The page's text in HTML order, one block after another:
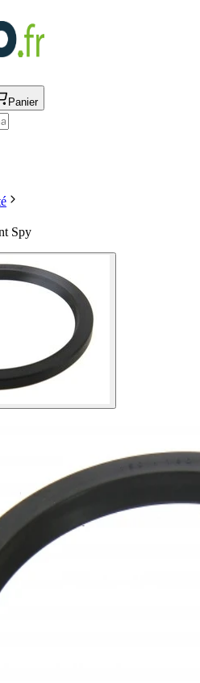
Panier
Spy